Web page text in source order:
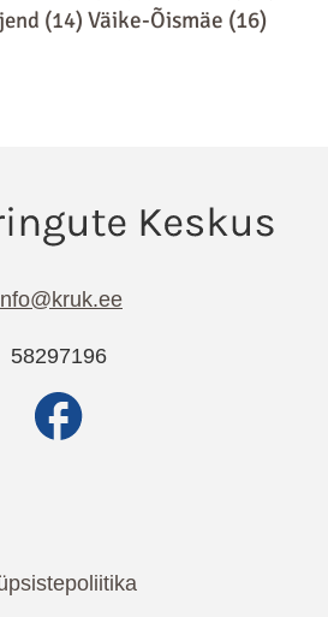
(14) Väike-Õismäe (16)
58297196